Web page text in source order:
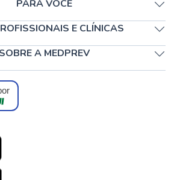
PARA VOCÊ
E CLÍNICAS
SOBRE A MEDPREV